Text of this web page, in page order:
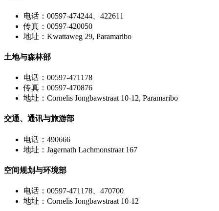
电话：00597-474244、422611
传真：00597-420050
地址：Kwattaweg 29, Paramaribo
土地与森林部
电话：00597-471178
传真：00597-470876
地址：Cornelis Jongbawstraat 10-12, Paramaribo
交通、通讯与旅游部
电话：490666
地址：Jagernath Lachmonstraat 167
空间规划与环境部
电话：00597-471178、470700
地址：Cornelis Jongbawstraat 10-12